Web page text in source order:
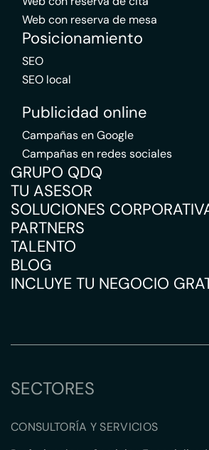
Web con reserva de mesa
Posicionamiento
SEO
SEO local
Publicidad online
Campañas en Google
Campañas en redes sociales
GRUPO QDQ
TU ASESOR
SOLUCIONES
PARTNERS
TALENTO
BLOG
INCLUYE TU NEGOCIO
SECTORES
CONSULTORÍA Y SERVICIOS